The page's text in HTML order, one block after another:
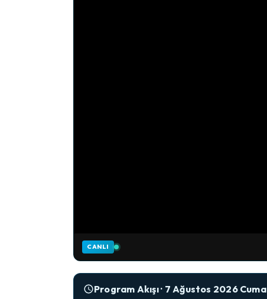
CANLI
Program Akışı · 7 Ağustos 2026 Cuma